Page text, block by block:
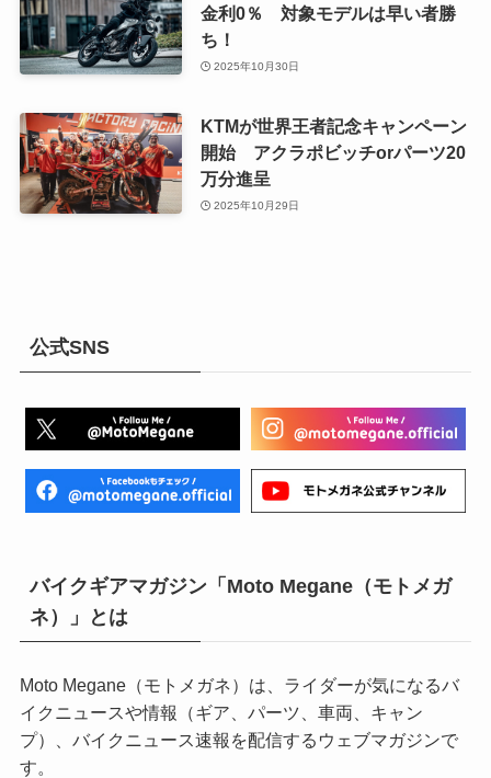
金利0％ 対象モデルは早い者勝
ち！
2025年10月30日
KTMが世界王者記念キャンペーン
開始 アクラポビッチorパーツ20
万分進呈
2025年10月29日
公式SNS
バイクギアマガジン「Moto Megane（モトメガ
ネ）」とは
Moto Megane（モトメガネ）は、ライダーが気になるバ
イクニュースや情報（ギア、パーツ、車両、キャン
プ）、バイクニュース速報を配信するウェブマガジンで
す。